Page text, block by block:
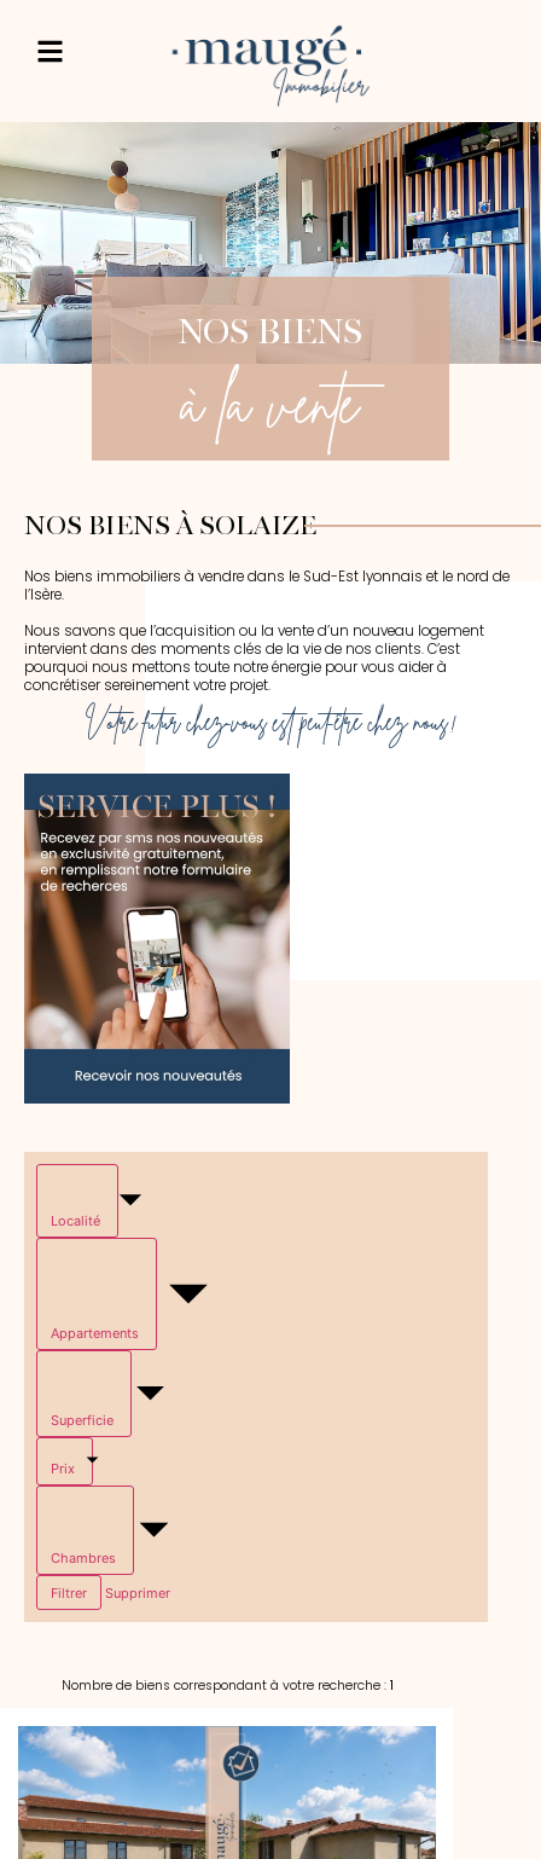
NOS BIENS
à la vente
NOS BIENS À SOLAIZE
Nos biens immobiliers à vendre dans le Sud-Est lyonnais et le nord de
l’Isère.
Nous savons que l’acquisition ou la vente d’un nouveau logement
intervient dans des moments clés de la vie de nos clients. C’est
pourquoi nous mettons toute notre énergie pour vous aider à
concrétiser sereinement votre projet.
Votre futur chez-vous est peut-être chez nous !
Localité
Appartements
Superficie
Prix
Chambres
Filtrer Supprimer
Nombre de biens correspondant à votre recherche : 1